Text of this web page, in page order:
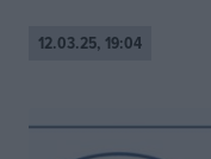
12.03.25, 19:04